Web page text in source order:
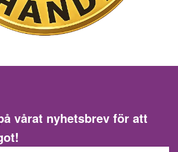
vårat nyhetsbrev för att